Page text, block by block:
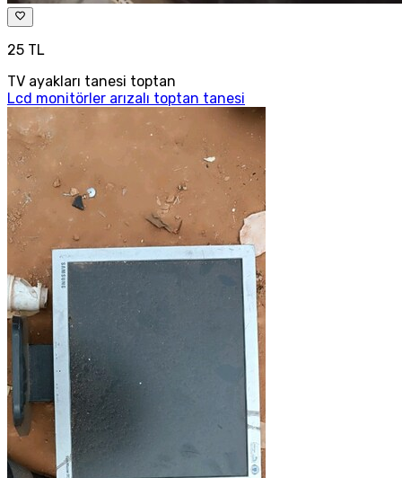
25 TL
TV ayakları tanesi toptan
Lcd monitörler arızalı toptan tanesi